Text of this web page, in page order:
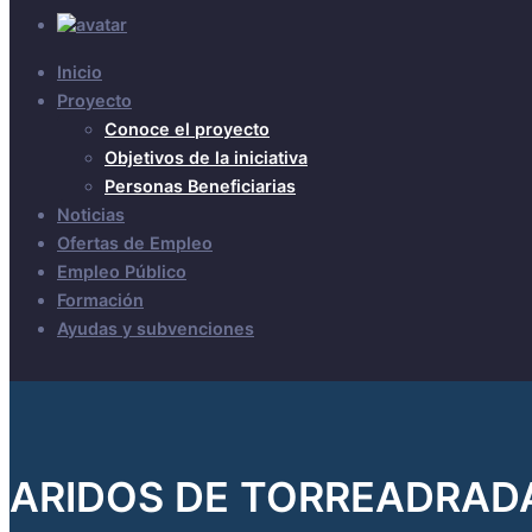
Inicio
Proyecto
Conoce el proyecto
Objetivos de la iniciativa
Personas Beneficiarias
Noticias
Ofertas de Empleo
Empleo Público
Formación
Ayudas y subvenciones
ARIDOS DE